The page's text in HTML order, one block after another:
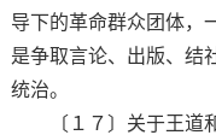
导下的革命群众团体，
是争取言论、出版、结
统治。
〔１７〕关于王道和